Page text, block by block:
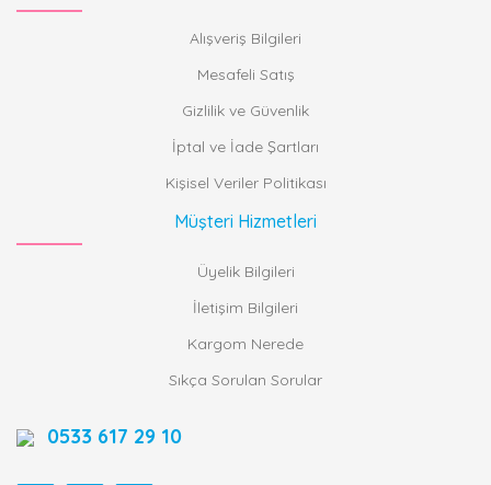
Alışveriş Bilgileri
Mesafeli Satış
Gizlilik ve Güvenlik
İptal ve İade Şartları
Kişisel Veriler Politikası
Müşteri Hizmetleri
Üyelik Bilgileri
İletişim Bilgileri
Kargom Nerede
Sıkça Sorulan Sorular
0533 617 29 10